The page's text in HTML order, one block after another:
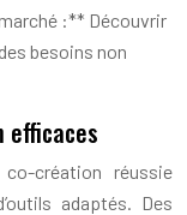
:** Découvrir
besoins non
efficaces
création réussie
adaptés. Des